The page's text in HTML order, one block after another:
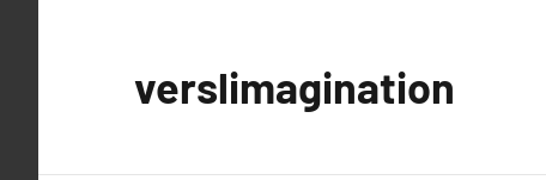
verslimagination